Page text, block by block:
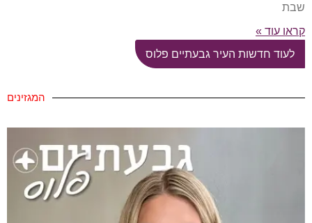
שבת
קראו עוד »
לעוד חדשות העיר גבעתיים פלוס
המגזינים